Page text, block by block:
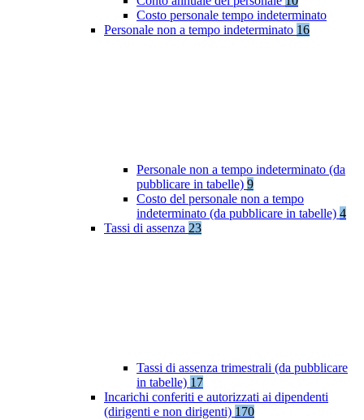
Costo personale tempo indeterminato
Personale non a tempo indeterminato 16
Personale non a tempo indeterminato (da
pubblicare in tabelle) 9
Costo del personale non a tempo
indeterminato (da pubblicare in tabelle) 4
Tassi di assenza 23
Tassi di assenza trimestrali (da pubblicare
in tabelle) 17
Incarichi conferiti e autorizzati ai dipendenti
(dirigenti e non dirigenti) 170